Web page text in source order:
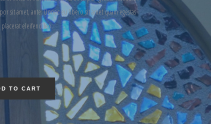
sit amet, ante. Donec eu libero sit amet quam egestas
placerat eleifend leo.
TO CART